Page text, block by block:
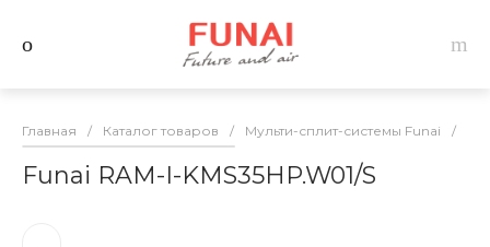
Главная / Каталог товаров / Мульти-сплит-системы Funai /
Funai RAM-I-KMS35HP.W01/S